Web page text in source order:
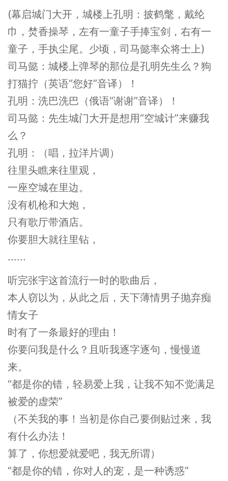
(幕启城门大开，城楼上孔明：披鹤氅，戴纶
巾，焚香操琴，左有一童子手捧宝剑，右有一
童子，手执尘尾。少顷，司马懿率众将士上)
司马懿：城楼上弹琴的那位是孔明先生么？狗
打猫拧（英语“您好”音译）！
孔明：洗巴洗巴（俄语“谢谢”音译）！
司马懿：先生城门大开是想用“空城计”来赚我
么？
孔明：（唱，拉洋片调）
往里头瞧来往里观，
一座空城在里边。
没有机枪和大炮，
只有歌厅带酒店。
你要胆大就往里钻，
......
听完张宇这首流行一时的歌曲后，
本人窃以为，从此之后，天下薄情男子抛弃痴
情女子
时有了一条最好的理由！
你要问我是什么？且听我逐字逐句，慢慢道
来。
“都是你的错，轻易爱上我，让我不知不觉满足
被爱的虚荣”
（不关我的事！当初是你自己要倒贴过来，我
有什么办法！
算了，你想爱就爱吧，我无所谓）
“都是你的错，你对人的宠，是一种诱惑”